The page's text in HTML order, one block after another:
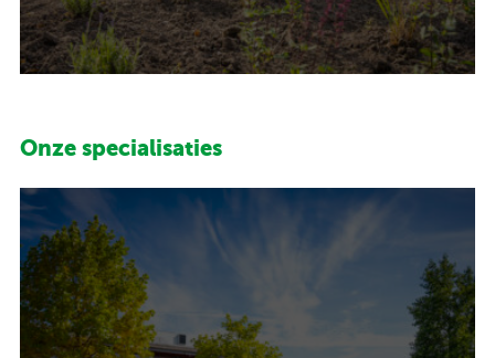
Onze specialisaties